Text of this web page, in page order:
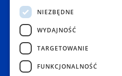
Aleje Jerozolimskie 93
02-001 Warszawa
Czynne:
Pon. - Sob.: 08:00 - 20:00
Niedz.: nieczynne
Popularne produkty
NIEZBĘDNE
WYDAJNOŚĆ
TARGETOWANIE
FUNKCJONALNOŚĆ